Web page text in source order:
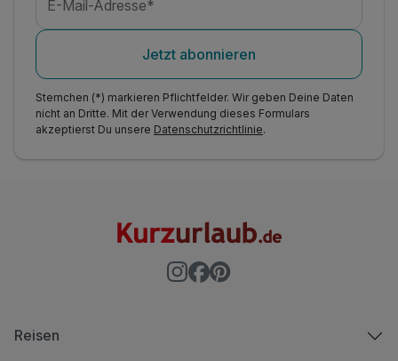
E-Mail-Adresse*
Jetzt abonnieren
Sternchen (*) markieren Pflichtfelder. Wir geben Deine Daten
nicht an Dritte. Mit der Verwendung dieses Formulars
akzeptierst Du unsere Datenschutzrichtlinie.
Reisen